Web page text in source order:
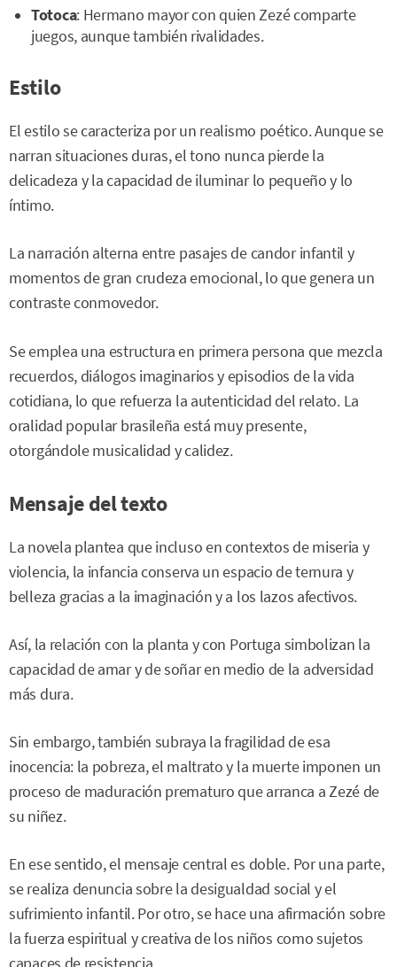
Totoca: Hermano mayor con quien Zezé comparte
juegos, aunque también rivalidades.
Estilo
El estilo se caracteriza por un realismo poético. Aunque se
narran situaciones duras, el tono nunca pierde la
delicadeza y la capacidad de iluminar lo pequeño y lo
íntimo.
La narración alterna entre pasajes de candor infantil y
momentos de gran crudeza emocional, lo que genera un
contraste conmovedor.
Se emplea una estructura en primera persona que mezcla
recuerdos, diálogos imaginarios y episodios de la vida
cotidiana, lo que refuerza la autenticidad del relato. La
oralidad popular brasileña está muy presente,
otorgándole musicalidad y calidez.
Mensaje del texto
La novela plantea que incluso en contextos de miseria y
violencia, la infancia conserva un espacio de ternura y
belleza gracias a la imaginación y a los lazos afectivos.
Así, la relación con la planta y con Portuga simbolizan la
capacidad de amar y de soñar en medio de la adversidad
más dura.
Sin embargo, también subraya la fragilidad de esa
inocencia: la pobreza, el maltrato y la muerte imponen un
proceso de maduración prematuro que arranca a Zezé de
su niñez.
En ese sentido, el mensaje central es doble. Por una parte,
se realiza denuncia sobre la desigualdad social y el
sufrimiento infantil. Por otro, se hace una afirmación sobre
la fuerza espiritual y creativa de los niños como sujetos